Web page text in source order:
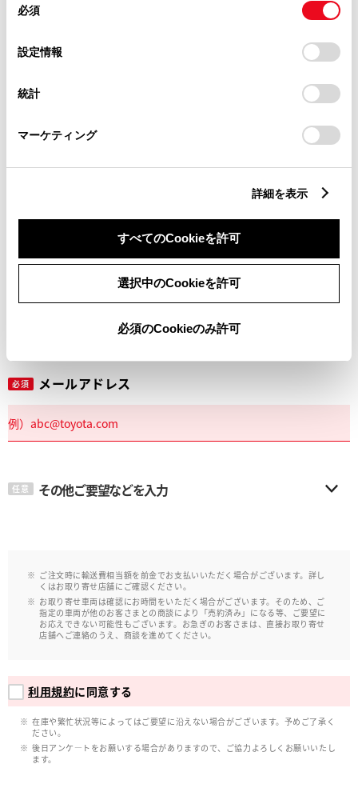
デバイスにすべてのCookie(クッキー)が保存されることに同
意したことになります。Cookie(クッキー)のオプトアウト、
設定の変更、同意を撤回したりするにあたっては、当社の
「Cookie（クッキー）情報の取り扱いについて
」をご覧くだ
必須
設定情報
統計
マーケティング
詳細を表示
すべてのCookieを許可
選択中のCookieを許可
必須のCookieのみ許可
必須 市区町村名
丁目番地
必須 メールアドレス
任意 その他ご要望などを入力
ご注文時に輸送費相当額を前金でお支払いいただく場合がございます。詳し
くはお取り寄せ店舗にご確認ください。
お取り寄せ車両は確認にお時間をいただく場合がございます。そのため、ご
指定の車両が他のお客さまとの商談により「売約済み」になる等、ご要望に
お応えできない可能性もございます。お急ぎのお客さまは、直接お取り寄せ
店舗へご連絡のうえ、商談を進めてください。
利用規約に同意する
在庫や繁忙状況等によってはご要望に沿えない場合がございます。予めご了承く
ださい。
後日アンケ―トをお願いする場合がありますので、ご協力よろしくお願いいたし
ます。